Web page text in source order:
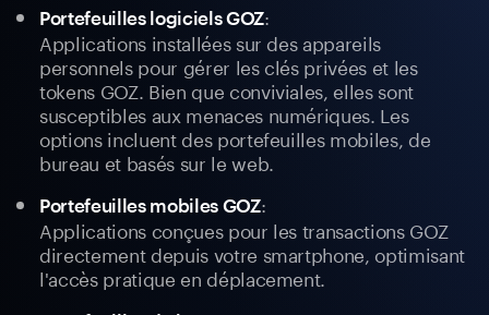
Portefeuilles logiciels GOZ:
Applications installées sur des appareils
personnels pour gérer les clés privées et les
tokens GOZ. Bien que conviviales, elles sont
susceptibles aux menaces numériques. Les
options incluent des portefeuilles mobiles, de
bureau et basés sur le web.
Portefeuilles mobiles GOZ:
Applications conçues pour les transactions GOZ
directement depuis votre smartphone, optimisant
l'accès pratique en déplacement.